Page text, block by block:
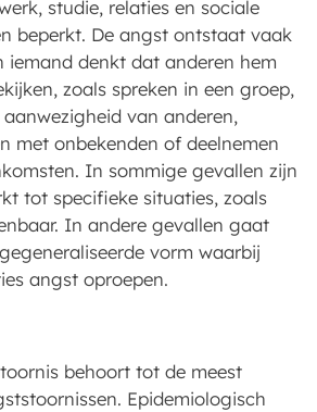
studie, relaties en sociale
beperkt. De angst ontstaat vaak
iemand denkt dat anderen hem
zoals spreken in een groep,
van anderen,
met onbekenden of deelnemen
In sommige gevallen zijn
tot specifieke situaties, zoals
In andere gevallen gaat
vorm waarbij
angst oproepen.
behoort tot de meest
Epidemiologisch